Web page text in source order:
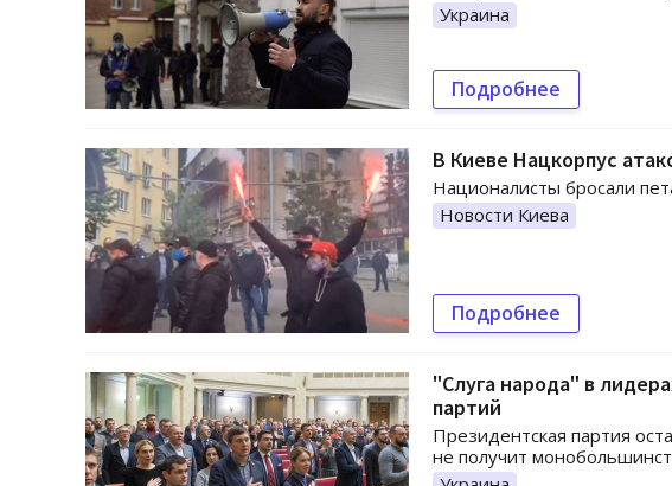
Украина
Подробнее
В Киеве Нацкорпус
Националисты бросали
Новости Киева
Подробнее
"Слуга народа" в
партий
Президентская партия
не получит